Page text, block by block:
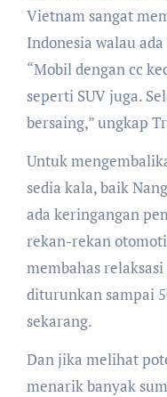
Vietnam sangat
Indonesia walau
“Mobil dengan cc
seperti SUV juga.
bersaing,” ungkap
Untuk
sedia kala, baik
ada keringangan
rekan-rekan
membahas
diturunkan sampai
sekarang.
Dan jika melihat
menarik banyak